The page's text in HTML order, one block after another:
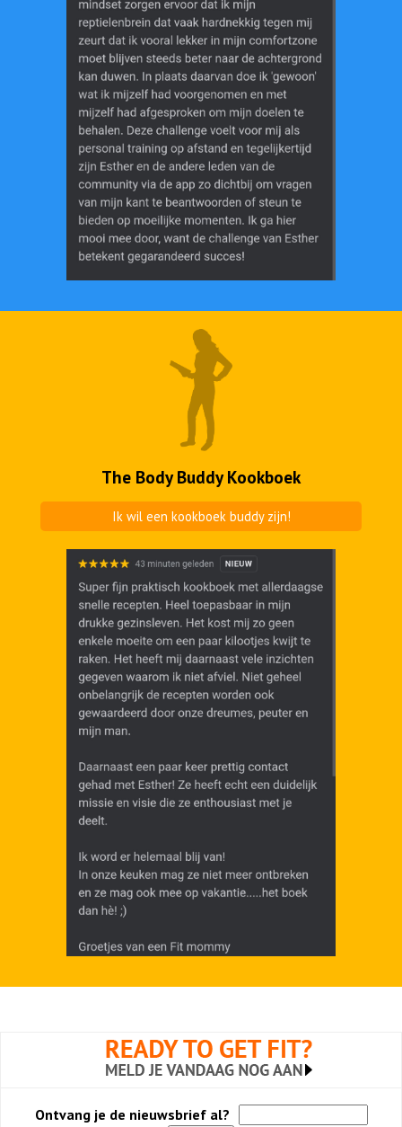
The Body Buddy Kookboek
Ik wil een kookboek buddy zijn!
Ontvang je de nieuwsbrief al?